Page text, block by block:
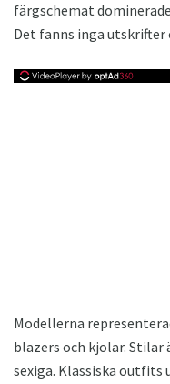
färgschemat
Det fanns inga utskrifter
Modellerna
blazers och kjolar.
sexiga. Klassiska outfits